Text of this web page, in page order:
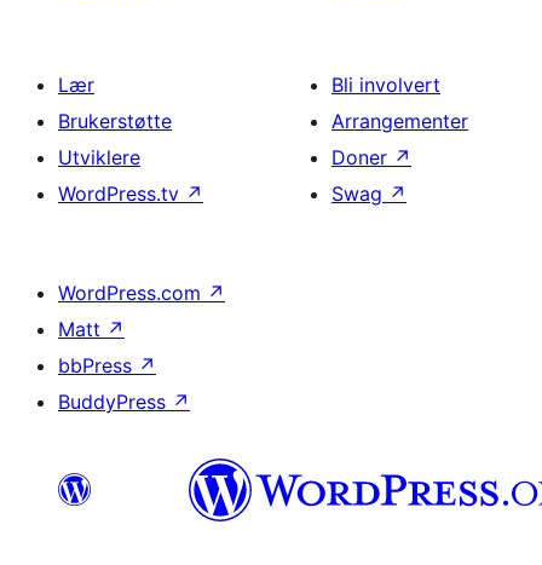
Lær
Brukerstøtte
Utviklere
WordPress.tv ↗
Bli involvert
Arrangementer
Doner ↗
Swag ↗
WordPress.com ↗
Matt ↗
bbPress ↗
BuddyPress ↗